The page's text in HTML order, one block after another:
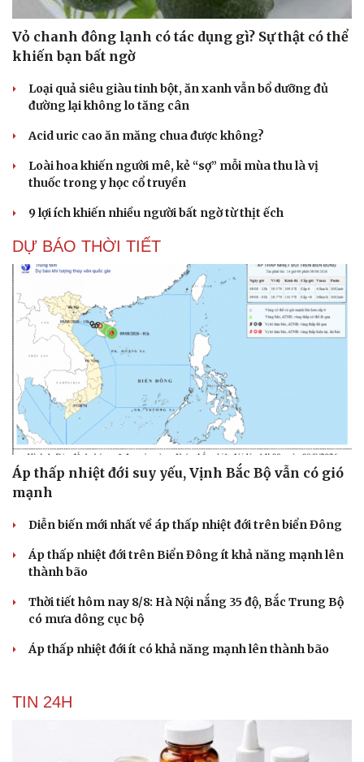
Vỏ chanh đông lạnh có tác dụng gì? Sự thật có thể
khiến bạn bất ngờ
Loại quả siêu giàu tinh bột, ăn xanh vẫn bổ dưỡng đủ
đường lại không lo tăng cân
Acid uric cao ăn măng chua được không?
Loài hoa khiến người mê, kẻ “sợ” mỗi mùa thu là vị
thuốc trong y học cổ truyền
9 lợi ích khiến nhiều người bất ngờ từ thịt ếch
DỰ BÁO THỜI TIẾT
Áp thấp nhiệt đới suy yếu, Vịnh Bắc Bộ vẫn có gió
mạnh
Diễn biến mới nhất về áp thấp nhiệt đới trên biển Đông
Áp thấp nhiệt đới trên Biển Đông ít khả năng mạnh lên
thành bão
Thời tiết hôm nay 8/8: Hà Nội nắng 35 độ, Bắc Trung Bộ
có mưa dông cục bộ
Áp thấp nhiệt đới ít có khả năng mạnh lên thành bão
TIN 24H